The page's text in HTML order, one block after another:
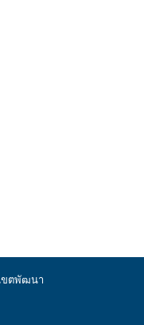
เขตพัฒนา